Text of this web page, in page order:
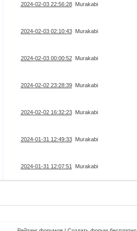
2024-02-03 22:56:28 Murakabi
2024-02-03 02:10:43 Murakabi
2024-02-03 00:00:52 Murakabi
2024-02-02 23:28:39 Murakabi
2024-02-02 16:32:23 Murakabi
2024-01-31 12:49:33 Murakabi
2024-01-31 12:07:51 Murakabi